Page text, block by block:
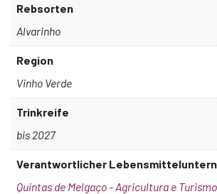
Rebsorten
Alvarinho
Region
Vinho Verde
Trinkreife
bis 2027
Verantwortlicher
Quintas de Melgaço - Agricultura e